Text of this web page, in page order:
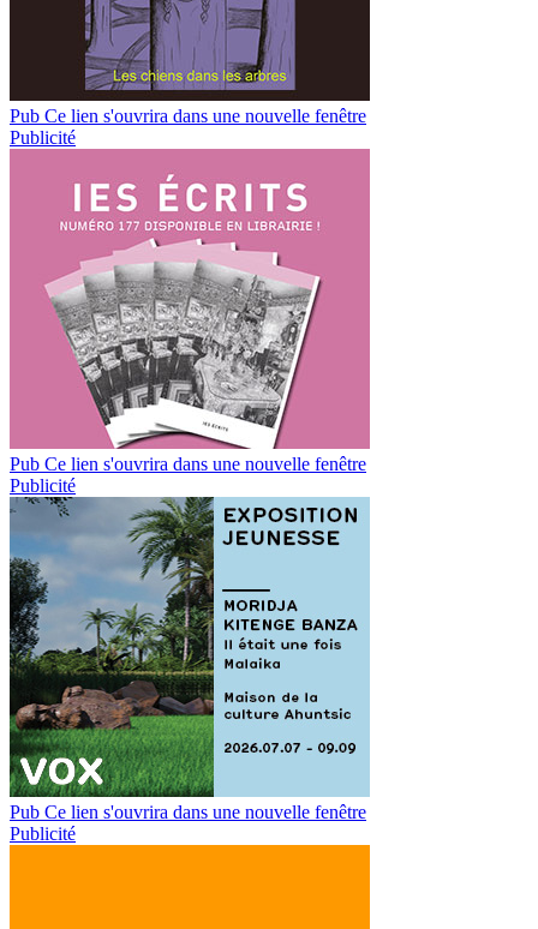
Pub Ce lien s'ouvrira dans une nouvelle fenêtre
Publicité
Pub Ce lien s'ouvrira dans une nouvelle fenêtre
Publicité
Pub Ce lien s'ouvrira dans une nouvelle fenêtre
Publicité